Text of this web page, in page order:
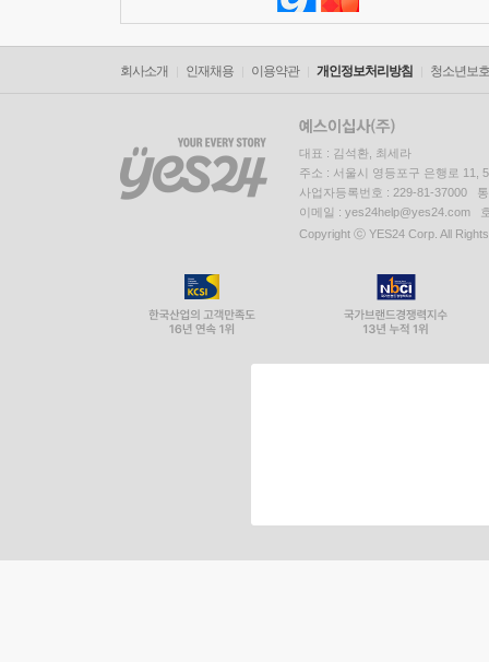
회사소개 인재채용 이용약관 개인정보처리방침 청소년보
대표 : 김석환, 최세라
주소 : 서울시 영등포구 은행로 11,
사업자등록번호 : 229-81-37000
이메일 : yes24help@yes24.com
Copyright ⓒ YES24 Corp. All